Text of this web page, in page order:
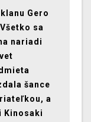
Gero
sa
nariadi
šance
a
Kinosaki